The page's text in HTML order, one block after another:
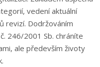
vedení aktuální
revizí. Dodržováním
246/2001 Sb. chráníte
ale především životy